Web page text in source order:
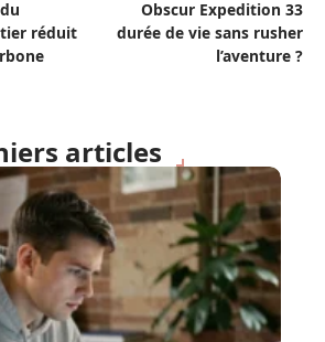
réduit
Obscur Expedition 33
durée de vie sans rusher
l’aventure ?
articles